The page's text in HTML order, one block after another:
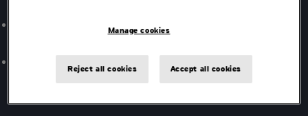
Gere rapidamente cenários de realces e desenvolvimento
Fluxos de trabalho de projeto reproduzíveis de ponta a
Manage cookies
Reject all cookies Accept all cookies